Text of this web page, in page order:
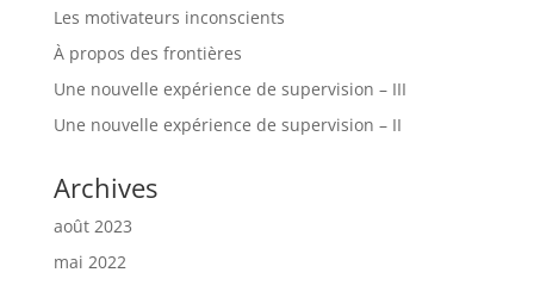
Les motivateurs inconscients
À propos des frontières
Une nouvelle expérience de supervision – III
Une nouvelle expérience de supervision – II
Archives
août 2023
mai 2022